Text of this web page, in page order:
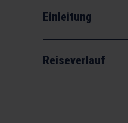
Einleitung
Reiseverlauf